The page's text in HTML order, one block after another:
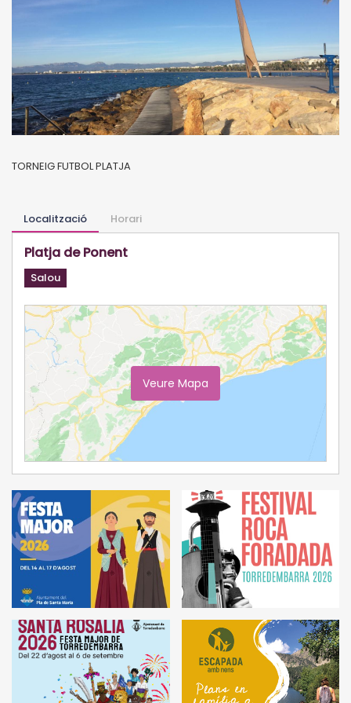
TORNEIG FUTBOL PLATJA
Localització Horari
Platja de Ponent
Salou
Veure Mapa